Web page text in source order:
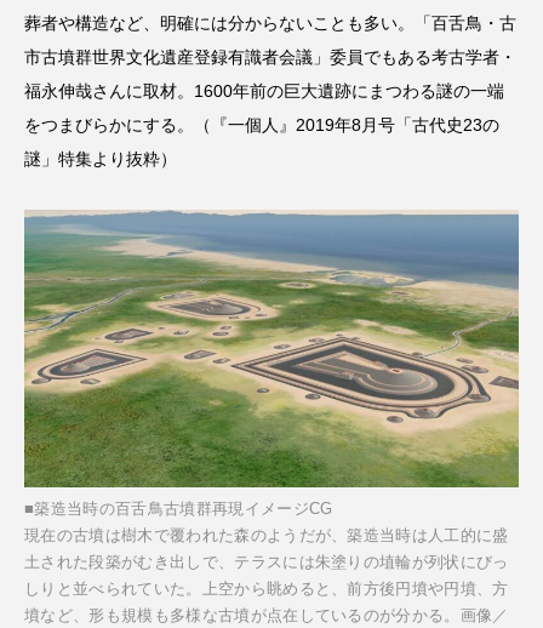
葬者や構造など、明確には分からないことも多い。「百舌鳥・古
市古墳群世界文化遺産登録有識者会議」委員でもある考古学者・
福永伸哉さんに取材。1600年前の巨大遺跡にまつわる謎の一端
をつまびらかにする。（『一個人』2019年8月号「古代史23の
謎」特集より抜粋）
■築造当時の百舌鳥古墳群再現イメージCG
現在の古墳は樹木で覆われた森のようだが、築造当時は人工的に盛
土された段築がむき出しで、テラスには朱塗りの埴輪が列状にびっ
しりと並べられていた。上空から眺めると、前方後円墳や円墳、方
墳など、形も規模も多様な古墳が点在しているのが分かる。画像／